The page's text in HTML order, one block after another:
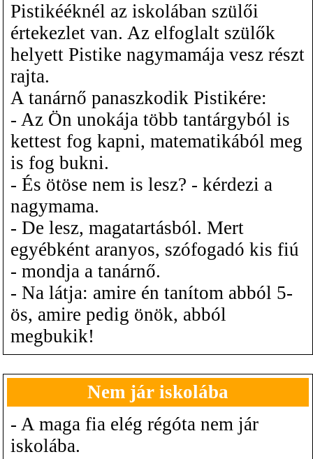
Pistikééknél az iskolában szülői
értekezlet van. Az elfoglalt szülők
helyett Pistike nagymamája vesz részt
rajta.
A tanárnő panaszkodik Pistikére:
- Az Ön unokája több tantárgyból is
kettest fog kapni, matematikából meg
is fog bukni.
- És ötöse nem is lesz? - kérdezi a
nagymama.
- De lesz, magatartásból. Mert
egyébként aranyos, szófogadó kis fiú
- mondja a tanárnő.
- Na látja: amire én tanítom abból 5-
ös, amire pedig önök, abból
megbukik!
Nem jár iskolába
- A maga fia elég régóta nem jár
iskolába.